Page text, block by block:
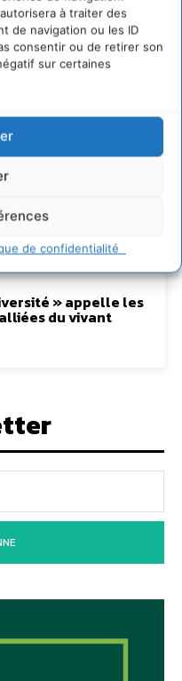
à traiter des
de navigation ou les ID
consentir ou de retirer son
sur certaines
de confidentialité
en faveur de
modèle
vivant …
» appelle les
du vivant